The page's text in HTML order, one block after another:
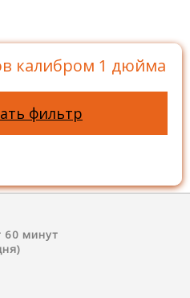
калибром 1 дюйма
фильтр
60 минут